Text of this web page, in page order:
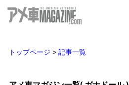
トップページ > 記事一覧